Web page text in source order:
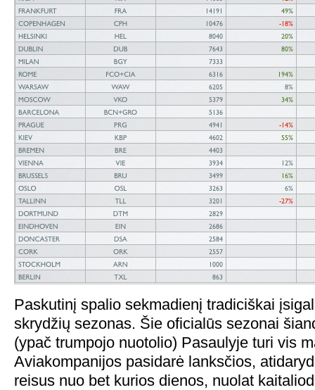
Paskutinį spalio sekmadienį tradiciškai
skrydžių sezonas. Šie oficialūs sezonai
(ypač trumpojo nuotolio) Pasaulyje turi vis
Aviakompanijos pasidarė lanksčios,
reisus nuo bet kurios dienos, nuolat